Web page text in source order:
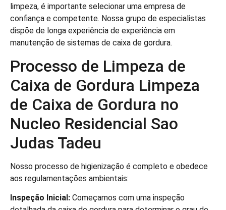
limpeza, é importante selecionar uma empresa de
confiança e competente. Nossa grupo de especialistas
dispõe de longa experiência de experiência em
manutenção de sistemas de caixa de gordura.
Processo de Limpeza de
Caixa de Gordura Limpeza
de Caixa de Gordura no
Nucleo Residencial Sao
Judas Tadeu
Nosso processo de higienização é completo e obedece
aos regulamentações ambientais:
Inspeção Inicial: Começamos com uma inspeção